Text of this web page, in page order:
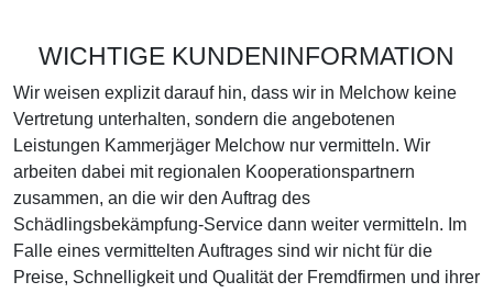
WICHTIGE KUNDENINFORMATION
Wir weisen explizit darauf hin, dass wir in Melchow keine
Vertretung unterhalten, sondern die angebotenen
Leistungen Kammerjäger Melchow nur vermitteln. Wir
arbeiten dabei mit regionalen Kooperationspartnern
zusammen, an die wir den Auftrag des
Schädlingsbekämpfung-Service dann weiter vermitteln. Im
Falle eines vermittelten Auftrages sind wir nicht für die
Preise, Schnelligkeit und Qualität der Fremdfirmen und ihrer